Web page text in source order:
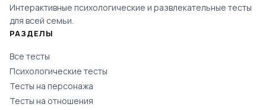
Интерактивные психологические и развлекательные тесты
для всей семьи.
РАЗДЕЛЫ
Все тесты
Психологические тесты
Тесты на персонажа
Тесты на отношения